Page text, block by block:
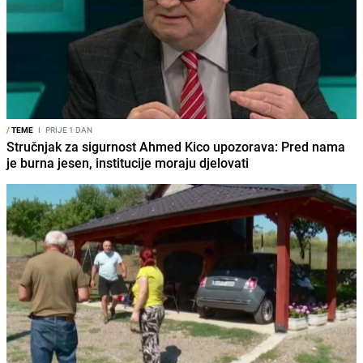
/TEME I PRIJE 1 DAN
Stručnjak za sigurnost Ahmed Kico upozorava: Pred nama
je burna jesen, institucije moraju djelovati